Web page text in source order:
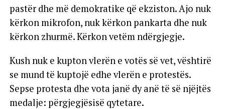
pastër dhe më demokratike që ekziston. Ajo nuk
kërkon mikrofon, nuk kërkon pankarta dhe nuk
kërkon zhurmë. Kërkon vetëm ndërgjegje.
Kush nuk e kupton vlerën e votës së vet, vështirë
se mund të kuptojë edhe vlerën e protestës.
Sepse protesta dhe vota janë dy anë të së njëjtës
medalje: përgjegjësisë qytetare.